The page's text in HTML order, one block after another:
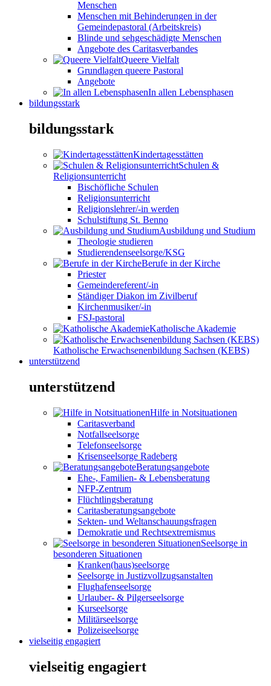
Menschen
Menschen mit Behinderungen in der
Gemeindepastoral (Arbeitskreis)
Blinde und sehgeschädigte Menschen
Angebote des Caritasverbandes
Queere Vielfalt
Grundlagen queere Pastoral
Angebote
In allen Lebensphasen
bildungsstark
bildungsstark
Kindertagesstätten
Schulen &
Religionsunterricht
Bischöfliche Schulen
Religionsunterricht
Religionslehrer/-in werden
Schulstiftung St. Benno
Ausbildung und Studium
Theologie studieren
Studierendenseelsorge/KSG
Berufe in der Kirche
Priester
Gemeindereferent/-in
Ständiger Diakon im Zivilberuf
Kirchenmusiker/-in
FSJ-pastoral
Katholische Akademie
Katholische Erwachsenenbildung Sachsen (KEBS)
unterstützend
unterstützend
Hilfe in Notsituationen
Caritasverband
Notfallseelsorge
Telefonseelsorge
Krisenseelsorge Radeberg
Beratungsangebote
Ehe-, Familien- & Lebensberatung
NFP-Zentrum
Flüchtlingsberatung
Caritasberatungsangebote
Sekten- und Weltanschauungsfragen
Demokratie und Rechtsextremismus
Seelsorge in
besonderen Situationen
Kranken(haus)seelsorge
Seelsorge in Justizvollzugsanstalten
Flughafenseelsorge
Urlauber- & Pilgerseelsorge
Kurseelsorge
Militärseelsorge
Polizeiseelsorge
vielseitig engagiert
vielseitig engagiert